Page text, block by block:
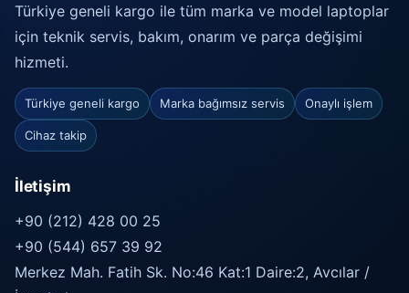
Türkiye geneli kargo ile tüm marka ve model laptoplar
için teknik servis, bakım, onarım ve parça değişimi
hizmeti.
Türkiye geneli kargo Marka bağımsız servis Onaylı işlem
Cihaz takip
İletişim
+90 (212) 428 00 25
+90 (544) 657 39 92
Merkez Mah. Fatih Sk. No:46 Kat:1 Daire:2, Avcılar /